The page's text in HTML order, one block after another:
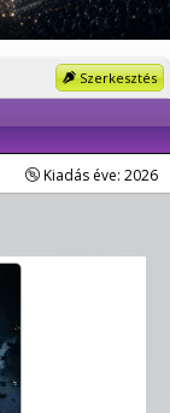
Szerkesztés
Kiadás éve: 2026